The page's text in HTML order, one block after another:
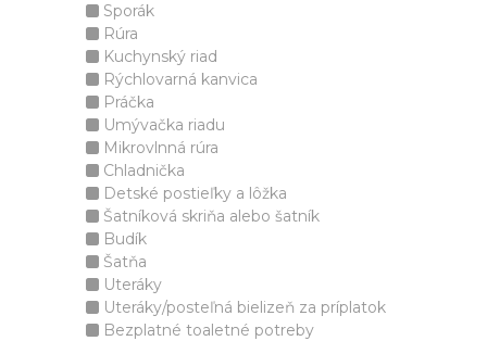
Sporák
Rúra
Kuchynský riad
Rýchlovarná kanvica
Práčka
Umývačka riadu
Mikrovlnná rúra
Chladnička
Detské postieľky a lôžka
Šatníková skriňa alebo šatník
Budík
Šatňa
Uteráky
Uteráky/posteľná bielizeň za príplatok
Bezplatné toaletné potreby